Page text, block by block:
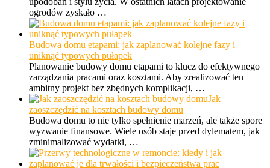
ogrodów zyskało …
Budowa domu etapami: jak zaplanować kolejne fazy i
uniknąć typowych pułapek
Planowanie budowy domu etapami to klucz do efektywnego
zarządzania pracami oraz kosztami. Aby zrealizować ten
ambitny projekt bez zbędnych komplikacji, …
Jak
zaoszczędzić na kosztach budowy domu
Budowa domu to nie tylko spełnienie marzeń, ale także spore
wyzwanie finansowe. Wiele osób staje przed dylematem, jak
zminimalizować wydatki, …